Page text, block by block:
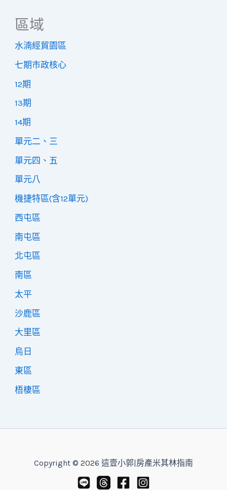
區域
水湳經貿園區
七期市政核心
12期
13期
14期
單元二、三
單元四、五
單元八
機捷特區(含12單元)
西屯區
南屯區
北屯區
南區
太平
沙鹿區
大里區
烏日
東區
梧棲區
Copyright © 2026 這壹小郭|房產米其林指南